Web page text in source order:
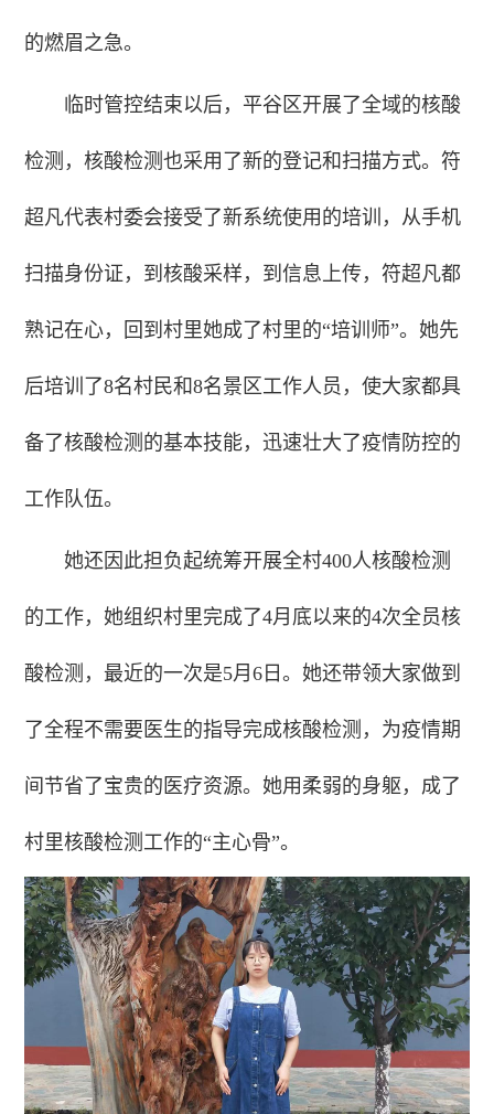
的燃眉之急。
临时管控结束以后，平谷区开展了全域的核酸
检测，核酸检测也采用了新的登记和扫描方式。符
超凡代表村委会接受了新系统使用的培训，从手机
扫描身份证，到核酸采样，到信息上传，符超凡都
熟记在心，回到村里她成了村里的“培训师”。她先
后培训了8名村民和8名景区工作人员，使大家都具
备了核酸检测的基本技能，迅速壮大了疫情防控的
工作队伍。
她还因此担负起统筹开展全村400人核酸检测
的工作，她组织村里完成了4月底以来的4次全员核
酸检测，最近的一次是5月6日。她还带领大家做到
了全程不需要医生的指导完成核酸检测，为疫情期
间节省了宝贵的医疗资源。她用柔弱的身躯，成了
村里核酸检测工作的“主心骨”。